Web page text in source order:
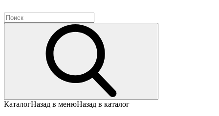
КаталогНазад в менюНазад в каталог